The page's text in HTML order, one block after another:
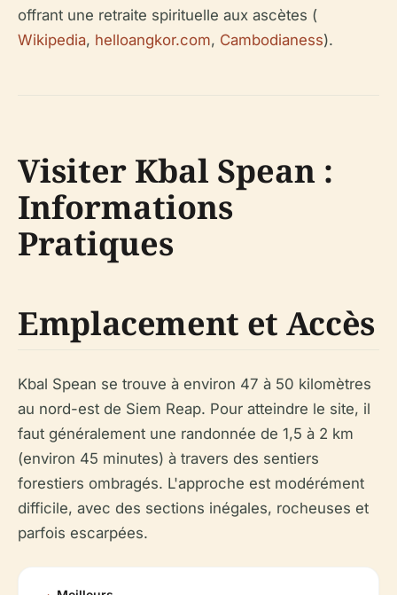
offrant une retraite spirituelle aux ascètes (
Wikipedia, helloangkor.com, Cambodianess).
Visiter Kbal Spean :
Informations
Pratiques
Emplacement et Accès
Kbal Spean se trouve à environ 47 à 50 kilomètres
au nord-est de Siem Reap. Pour atteindre le site, il
faut généralement une randonnée de 1,5 à 2 km
(environ 45 minutes) à travers des sentiers
forestiers ombragés. L'approche est modérément
difficile, avec des sections inégales, rocheuses et
parfois escarpées.